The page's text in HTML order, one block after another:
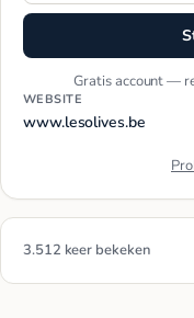
Gratis account —
WEBSITE
www.lesolives.be
3.512 keer bekeken